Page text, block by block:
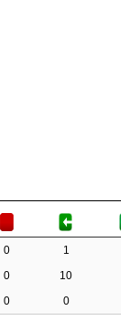
0 1
0 10
0 0